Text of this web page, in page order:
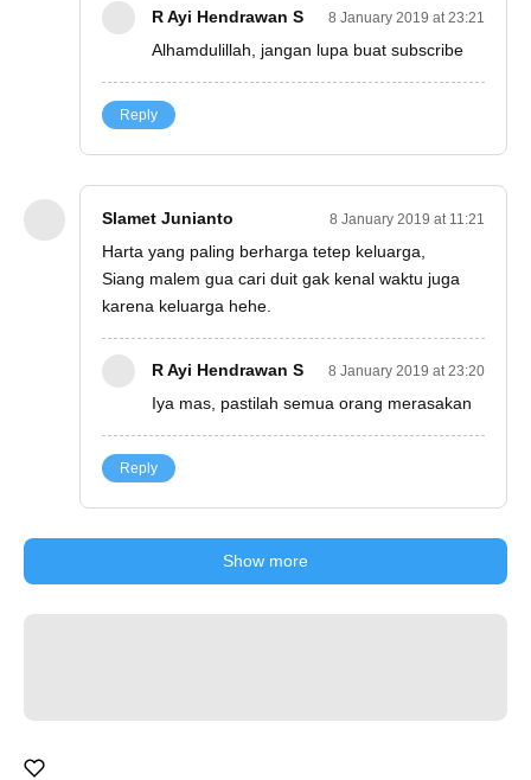
R Ayi Hendrawan S 8 January 2019 at 23:21
Alhamdulillah, jangan lupa buat subscribe
Reply
Slamet Junianto 8 January 2019 at 11:21
Harta yang paling berharga tetep keluarga,
Siang malem gua cari duit gak kenal waktu juga
karena keluarga hehe.
R Ayi Hendrawan S 8 January 2019 at 23:20
Iya mas, pastilah semua orang merasakan
Reply
Show more